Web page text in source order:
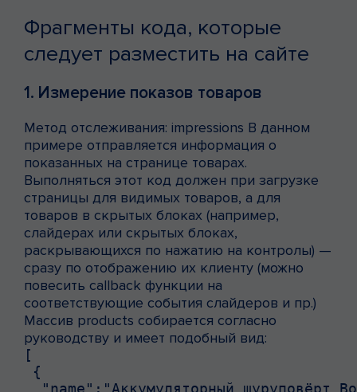
Фрагменты кода, которые
следует разместить на сайте
1. Измерение показов товаров
Метод отслеживания: impressions В данном
примере отправляется информация о
показанных на странице товарах.
Выполняться этот код должен при загрузке
страницы для видимых товаров, а для
товаров в скрытых блоках (например,
слайдерах или скрытых блоках,
раскрывающихся по нажатию на контролы) —
сразу по отображению их клиенту (можно
повесить callback функции на
соответствующие события слайдеров и пр.)
Массив products собирается согласно
руководству и имеет подобный вид:
[
{